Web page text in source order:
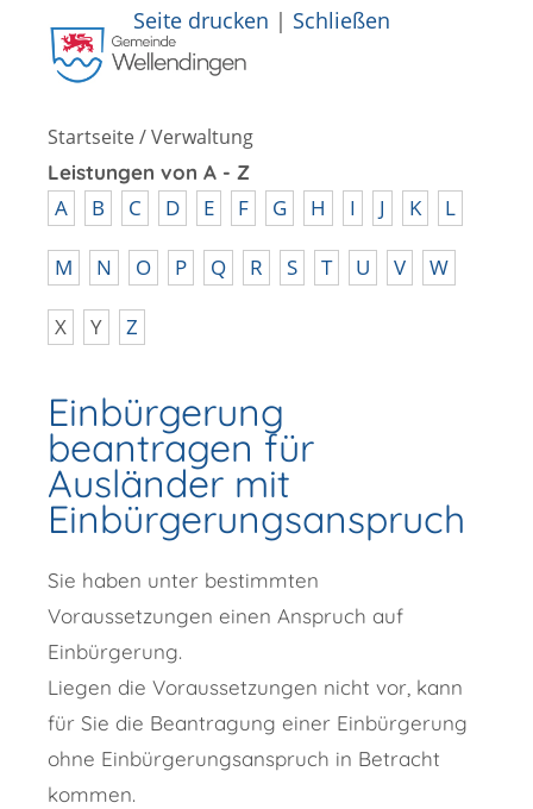
Seite drucken | Schließen
Startseite/Verwaltung
Leistungen von A - Z
A B C D E F G H I J K L
M N O P Q R S T U V W
X Y Z
Einbürgerung
beantragen für
Ausländer mit
Einbürgerungsanspruch
Sie haben unter bestimmten
Voraussetzungen einen Anspruch auf
Einbürgerung.
Liegen die Voraussetzungen nicht vor, kann
für Sie die Beantragung einer Einbürgerung
ohne Einbürgerungsanspruch in Betracht
kommen.